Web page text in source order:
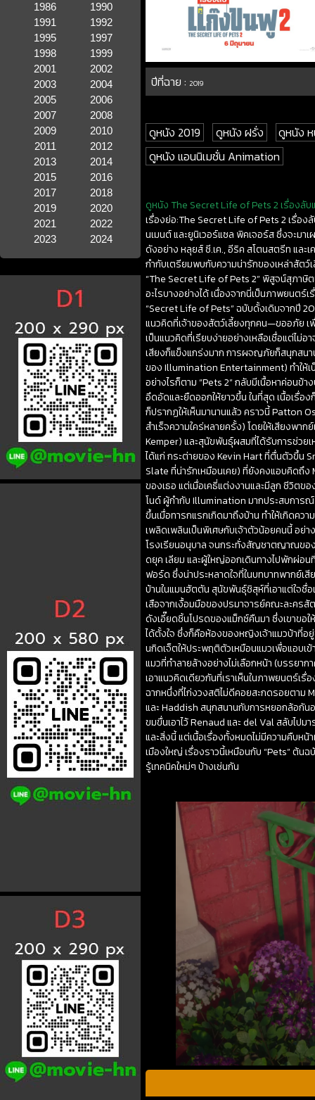
1986
1990
1991
1992
1995
1997
1998
1999
2001
2002
2003
2004
2005
2006
2007
2008
2009
2010
2011
2012
2013
2014
2015
2016
2017
2018
2019
2020
2021
2022
2023
2024
ปีที่ฉาย :2019
ดูหนัง 2019 ดูหนัง ฝรั่ง
ดูหนัง
ดูหนัง แอนนิเมชั่น Animation
ดูหนัง The Secret Life of Pets 2 เรื่องลับ
เรื่องย่อ:The Secret Life of Pets 2 เรื่อง
นเมนต์ และยูนิเวอร์แซล พิคเจอร์ส ซึ่งจะมา
ดังอย่าง หลุยส์ ซี.เค., อีริค สโตนสตรีท และ
กำกับเตรียมพบกับความน่ารักของเหล่าสัต
“The Secret Life of Pets 2” พิสูจน์สุภาษิ
อะไรบางอย่างได้ เนื่องจากนี่เป็นภาพยนตร์
“Secret Life of Pets” ฉบับดั้งเดิมจากปี
แนวคิดที่เจ้าของสัตว์เลี้ยงทุกคน—ขออภัย เ
เป็นแนวคิดที่เรียบง่ายอย่างเหลือเชื่อแต่ไม่
เสียงก็แข็งแกร่งมาก การผจญภัยก็สนุกสน
ของ Illumination Entertainment) ทำให้
อย่างไรก็ตาม “Pets 2” กลับมีเนื้อหาค่อนข้
อึดอัดและยืดออกให้ยาวขึ้น ในที่สุด เนื้อเรื่
ก็ปรากฏให้เห็นมานานแล้ว คราวนี้ Patton
สำเร็จความใคร่หลายครั้ง) โดยให้เสียงพา
Kemper) และสุนัขพันธุ์ผสมที่ได้รับการช่วย
ได้แก่ กระต่ายของ Kevin Hart ที่ตื่นตัวขึ้น
Slate ที่น่ารักเหมือนเคย) ที่ยังคงแอบคิดถึง
ของเธอ แต่เมื่อเคธี่แต่งงานและมีลูก ชีวิต
โนด์ ผู้กำกับ Illumination มากประสบการณ์
ขึ้นเมื่อทารกแรกเกิดมาถึงบ้าน ทำให้เกิดคว
เพลิดเพลินเป็นพิเศษกับเจ้าตัวน้อยคนนี้ อย่
โรงเรียนอนุบาล จนกระทั่งสัญชาตญาณของ
ดยุค เลียม และผู้ใหญ่ออกเดินทางไปพักผ่อ
ฟอร์ด ซึ่งน่าประหลาดใจที่ในบทบาทพากย์เ
บ้านในแมนฮัตตัน สุนัขพันธุ์ชิสุห์ที่เอาแต่ใจชื่
เสือจากเงื้อมมือของปรมาจารย์คณะละครสั
ดังเอี๊ยดชิ้นโปรดของแม็กซ์คืนมา ซึ่งเขาขอใ
ได้ตั้งใจ ซึ่งก็คือห้องของหญิงเจ้าแมวบ้าที่อ
นกิดเจ็ตให้ประพฤติตัวเหมือนแมวเพื่อแอบเ
แมวที่ทำลายล้างอย่างไม่เลือกหน้า (บรรยาก
เอาแนวคิดเดียวกันที่เราเห็นในภาพยนตร์เ
ฉากหนึ่งที่ไก่งวงสติไม่ดีคอยสะกดรอยตาม
และ Haddish สนุกสนานกับการหยอกล้อกั
ขมขื่นเอาไว้ Renaud และ del Val สลับไป
และสิ่งนี้ แต่เนื้อเรื่องทั้งหมดไม่มีความคืบห
เมืองใหญ่ เรื่องราวนี้เหมือนกับ “Pets” ต้น
รู้เทคนิคใหม่ๆ บ้างเช่นกัน